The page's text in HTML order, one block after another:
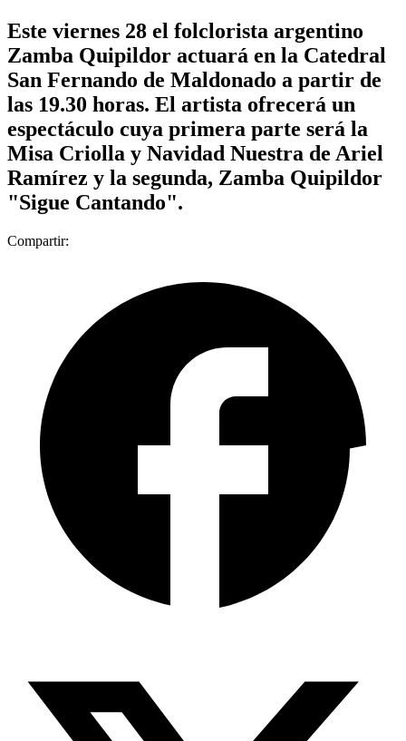
Este viernes 28 el folclorista argentino
Zamba Quipildor actuará en la Catedral
San Fernando de Maldonado a partir de
las 19.30 horas. El artista ofrecerá un
espectáculo cuya primera parte será la
Misa Criolla y Navidad Nuestra de Ariel
Ramírez y la segunda, Zamba Quipildor
"Sigue Cantando".
Compartir: